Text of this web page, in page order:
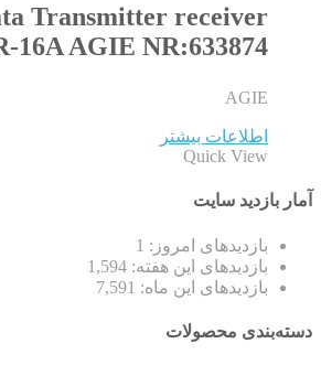
Transmitter receiver
16A AGIE NR:633874
AGIE
اطلاعات بیشتر
Quick View
آمار بازدید سایت
بازدیدهای امروز: 1
بازدیدهای این هفته: 1,594
بازدیدهای این ماه: 7,591
دسته‌بندی محصولات